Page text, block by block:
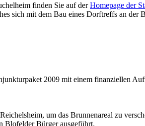
finden Sie auf derHomepage der
sich mit dem Bau eines Dorftreffs an der
2009 mit einem finanziellen
um das Brunnenareal zu
Blofelder Bürger ausgeführt.